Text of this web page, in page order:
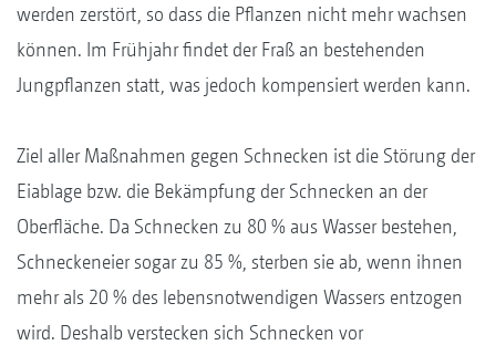
werden zerstört, so dass die Pflanzen nicht mehr wachsen
können. Im Frühjahr findet der Fraß an bestehenden
Jungpflanzen statt, was jedoch kompensiert werden kann.
Ziel aller Maßnahmen gegen Schnecken ist die Störung der
Eiablage bzw. die Bekämpfung der Schnecken an der
Oberfläche. Da Schnecken zu 80 % aus Wasser bestehen,
Schneckeneier sogar zu 85 %, sterben sie ab, wenn ihnen
mehr als 20 % des lebensnotwendigen Wassers entzogen
wird. Deshalb verstecken sich Schnecken vor